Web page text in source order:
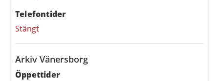
Telefontider
Stängt
Arkiv Vänersborg
Öppettider